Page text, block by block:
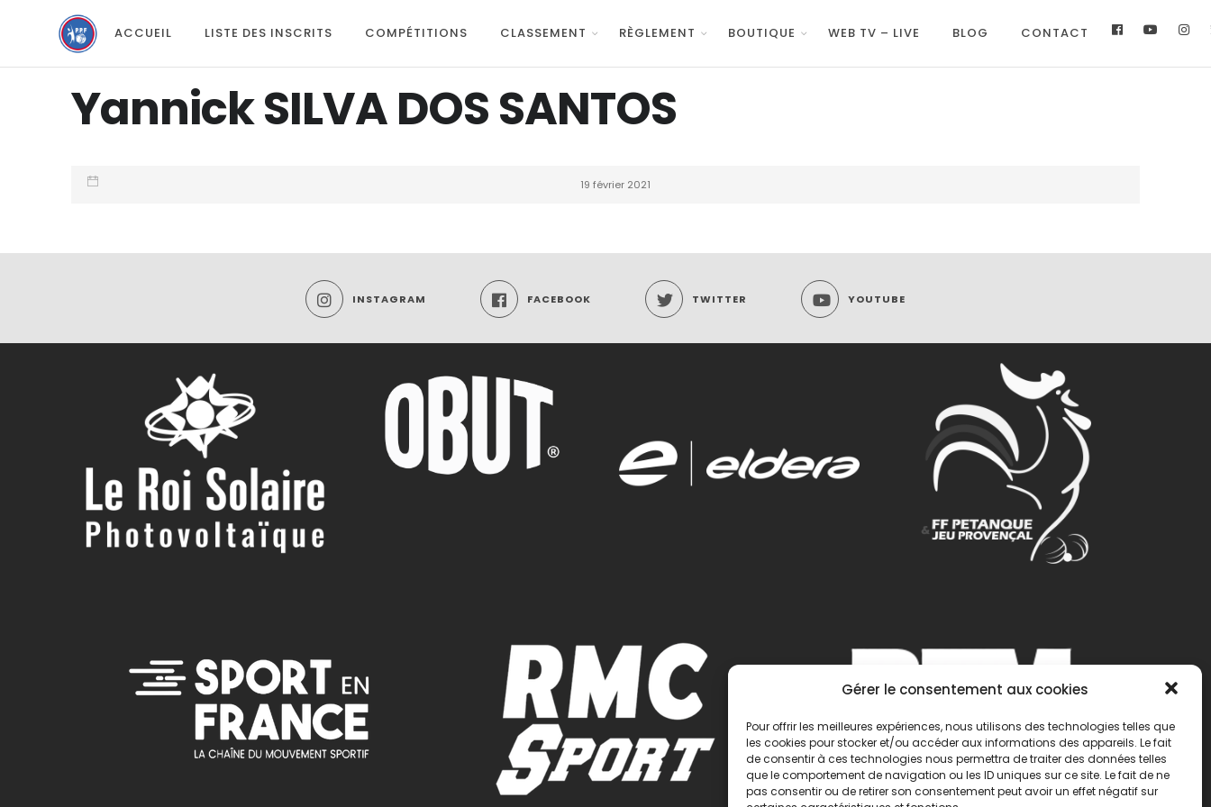
Gérer le consentement aux cookies
Pour offrir les meilleures expériences, nous utilisons des technologies telles que
les cookies pour stocker et/ou accéder aux informations des appareils. Le fait
de consentir à ces technologies nous permettra de traiter des données telles
que le comportement de navigation ou les ID uniques sur ce site. Le fait de ne
pas consentir ou de retirer son consentement peut avoir un effet négatif sur
ACCUEIL LISTE DES INSCRITS COMPÉTITIONS CLASSEMENT RÈGLEMENT BOUTIQUE WEB TV – LIVE BLOG CONTACT
Yannick SILVA DOS SANTOS
19 février 2021
INSTAGRAM FACEBOOK TWITTER YOUTUBE